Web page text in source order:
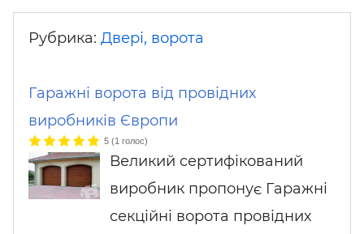
Рубрика: Двері, ворота
Гаражні ворота від провідних
виробників Європи
5 (1 голос)
Великий сертифікований
виробник пропонує Гаражні
секційні ворота провідних